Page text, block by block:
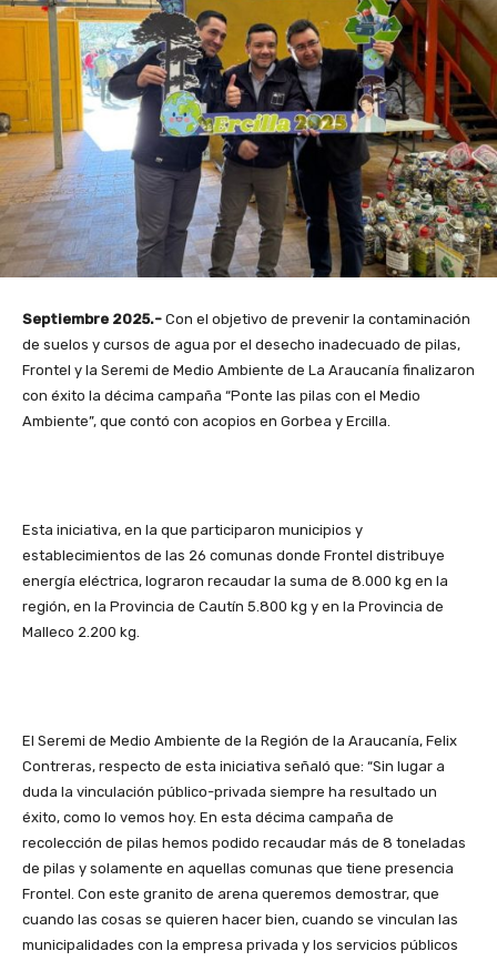
Septiembre 2025.- Con el objetivo de prevenir la contaminación
de suelos y cursos de agua por el desecho inadecuado de pilas,
Frontel y la Seremi de Medio Ambiente de La Araucanía finalizaron
con éxito la décima campaña “Ponte las pilas con el Medio
Ambiente”, que contó con acopios en Gorbea y Ercilla.
Esta iniciativa, en la que participaron municipios y
establecimientos de las 26 comunas donde Frontel distribuye
energía eléctrica, lograron recaudar la suma de 8.000 kg en la
región, en la Provincia de Cautín 5.800 kg y en la Provincia de
Malleco 2.200 kg.
El Seremi de Medio Ambiente de la Región de la Araucanía, Felix
Contreras, respecto de esta iniciativa señaló que: “Sin lugar a
duda la vinculación público-privada siempre ha resultado un
éxito, como lo vemos hoy. En esta décima campaña de
recolección de pilas hemos podido recaudar más de 8 toneladas
de pilas y solamente en aquellas comunas que tiene presencia
Frontel. Con este granito de arena queremos demostrar, que
cuando las cosas se quieren hacer bien, cuando se vinculan las
municipalidades con la empresa privada y los servicios públicos